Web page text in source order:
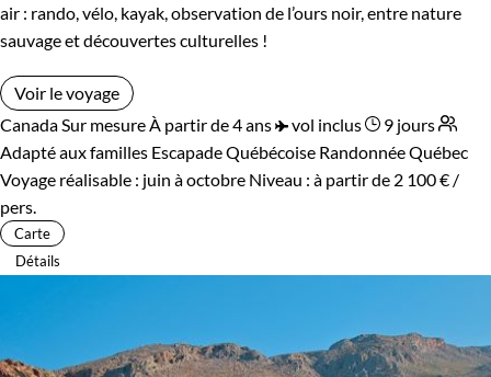
air : rando, vélo, kayak, observation de l’ours noir, entre nature
sauvage et découvertes culturelles !
Voir le voyage
Canada Sur mesure À partir de 4 ans vol inclus
9 jours
Adapté aux familles Escapade Québécoise Randonnée Québec
Voyage réalisable : juin à octobre Niveau : à partir de 2 100 € /
pers.
Carte
Détails